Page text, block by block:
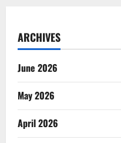
ARCHIVES
June 2026
May 2026
April 2026